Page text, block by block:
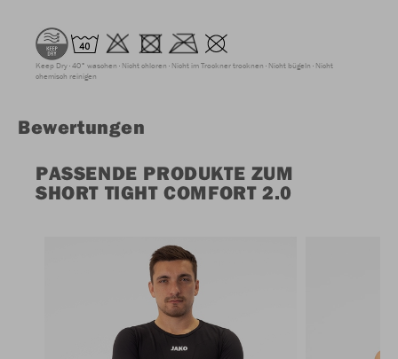
Keep Dry 40° waschen Nicht chloren Nicht im Trockner trocknen Nicht bügeln Nicht
chemisch reinigen
Bewertungen
PASSENDE PRODUKTE ZUM
SHORT TIGHT COMFORT 2.0